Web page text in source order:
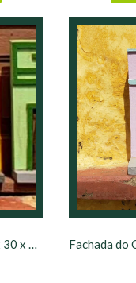
Fachada do Cariri – nº 3 – 25 x 30 x 10 cm